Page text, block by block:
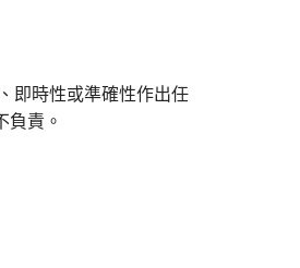
即時性或準確性作出任
負責。